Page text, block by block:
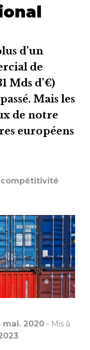
d’un
de
Mds d’€)
Mais les
de notre
européens
mai. 2020 - Mis à